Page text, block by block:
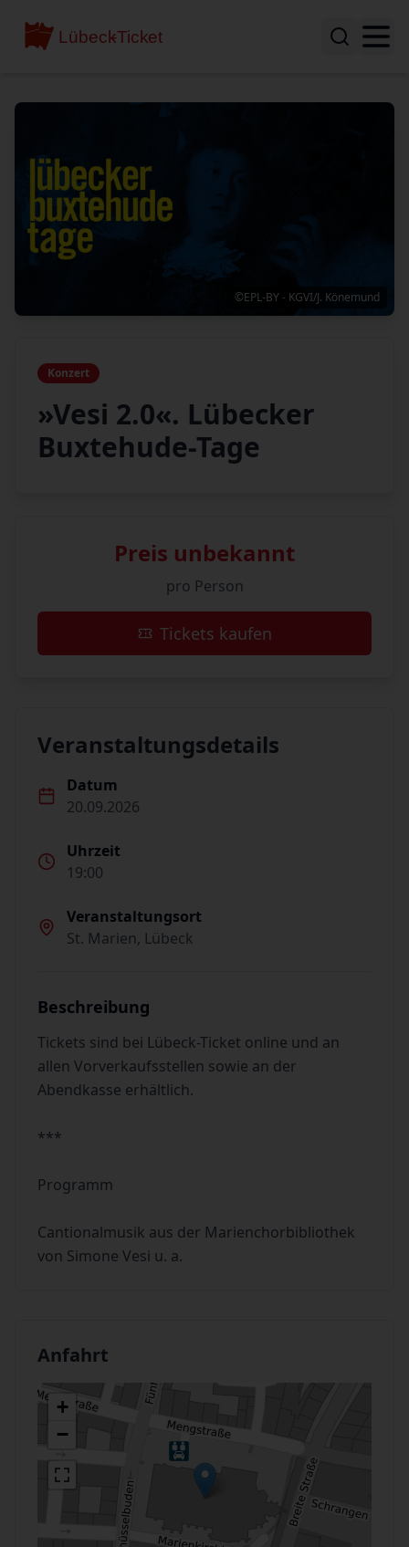
©EPL-BY - KGVI/J. Könemund
Konzert
»Vesi 2.0«. Lübecker
Buxtehude-Tage
Preis unbekannt
pro Person
Tickets kaufen
Veranstaltungsdetails
Datum
20.09.2026
Uhrzeit
19:00
Veranstaltungsort
St. Marien, Lübeck
Beschreibung
Tickets sind bei Lübeck-Ticket online und an
allen Vorverkaufsstellen sowie an der
Abendkasse erhältlich.
***
Programm
Cantionalmusik aus der Marienchorbibliothek
von Simone Vesi u. a.
Anfahrt
+
−